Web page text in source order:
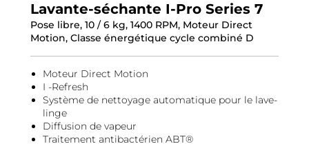
Lavante-séchante I-Pro Series 7
Pose libre, 10 / 6 kg, 1400 RPM, Moteur Direct
Motion, Classe énergétique cycle combiné D
Moteur Direct Motion
I -Refresh
Système de nettoyage automatique pour le lave-
linge
Diffusion de vapeur
Traitement antibactérien ABT®